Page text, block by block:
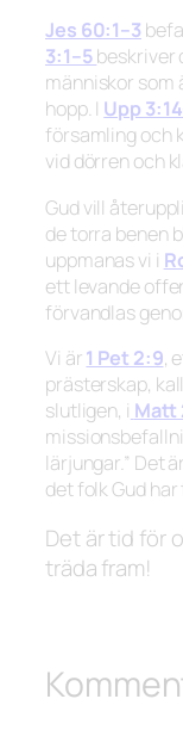
Jes 60:1–3
3:1–5beskriver
människor som
hopp. I Upp
församling och
vid dörren och
Gud vill
de torra benen
uppmanas vi i
ett levande
förvandlas
Vi är1 Pet 2:9,
prästerskap,
slutligen, i Matt
lärjungar.” Det
det folk Gud
Det är tid för
träda fram!